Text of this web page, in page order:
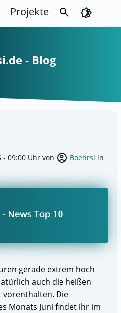
Projekte search brightness_4
- Blog
- 09:00 Uhr von account_circle Boehrsi in
gerade extrem hoch
auch die heißen
vorenthalten. Die
Monats Juni findet ihr im